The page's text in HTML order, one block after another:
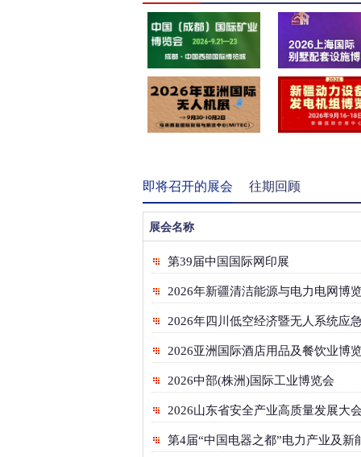
即将召开的展会 往期回顾
展会名称
第39届中国国际网印展
2026年新疆清洁能源与电力电网博
2026年四川低空经济暨无人系统应
2026亚洲国际酒店用品及餐饮业博
2026中部(株洲)国际工业博览会
第4届“中国电器之都”电力产业及新